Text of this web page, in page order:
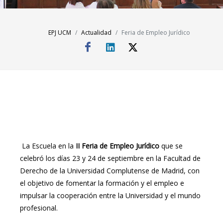
EPJ UCM Actualidad Feria de Empleo Jurídico
La Escuela en la II Feria de Empleo Jurídico que se
celebró los días 23 y 24 de septiembre en la Facultad de
Derecho de la Universidad Complutense de Madrid, con
el objetivo de fomentar la formación y el empleo e
impulsar la cooperación entre la Universidad y el mundo
profesional.